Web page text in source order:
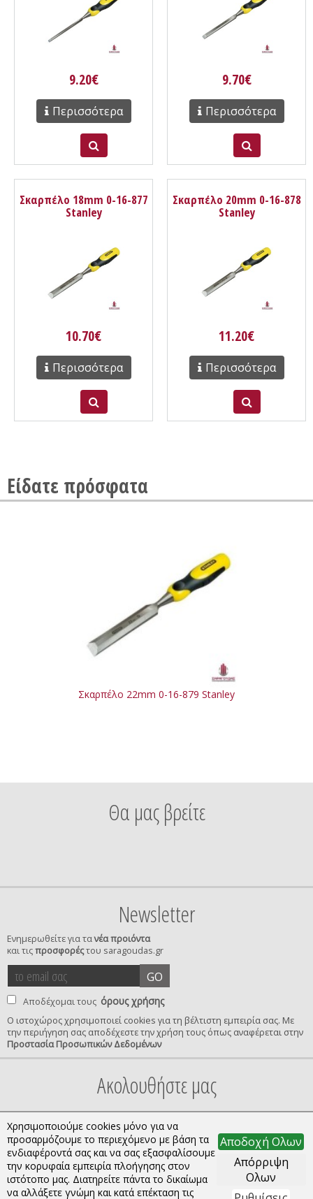
9.20€
Περισσότερα
9.70€
Περισσότερα
Σκαρπέλο 18mm 0-16-877
Stanley
10.70€
Περισσότερα
Σκαρπέλο 20mm 0-16-878
Stanley
11.20€
Περισσότερα
Είδατε πρόσφατα
Σκαρπέλο 22mm 0-16-879 Stanley
Θα μας βρείτε
Newsletter
Ενημερωθείτε για τανέα προιόντα
και τιςπροσφορέςτου saragoudas.gr
το
email
σας
GO
Αποδέχομαι τους όρους χρήσης
Ο ιστοχώρος χρησιμοποιεί cookies για τη βέλτιστη εμπειρία σας. Με
την περιήγηση σας αποδέχεστε την χρήση τους όπως αναφέρεται στην
Προστασία Προσωπικών Δεδομένων
confirmation
Ακολουθήστε μας
Copyright © 2026 saragoudas.gr. All rights reserved.
Χρησιμοποιούμε cookies μόνο για να
προσαρμόζουμε το περιεχόμενο με βάση τα
ενδιαφέροντά σας και να σας εξασφαλίσουμε
την κορυφαία εμπειρία πλοήγησης στον
ιστότοπο μας. Διατηρείτε πάντα το δικαίωμα
να αλλάξετε γνώμη και κατά επέκταση τις
Αποδοχή Ολων
Απόρριψη
Ολων